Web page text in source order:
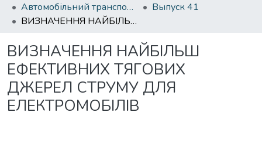
Автомобільний транспорт / Автомобильный транспорт
Выпуск 41
ВИЗНАЧЕННЯ НАЙБІЛЬШ ЕФЕКТИВНИХ ТЯГОВИХ ДЖЕРЕЛ СТРУМУ ДЛЯ ЕЛЕКТРОМОБІЛІВ
ВИЗНАЧЕННЯ НАЙБІЛЬШ
ЕФЕКТИВНИХ ТЯГОВИХ
ДЖЕРЕЛ СТРУМУ ДЛЯ
ЕЛЕКТРОМОБІЛІВ